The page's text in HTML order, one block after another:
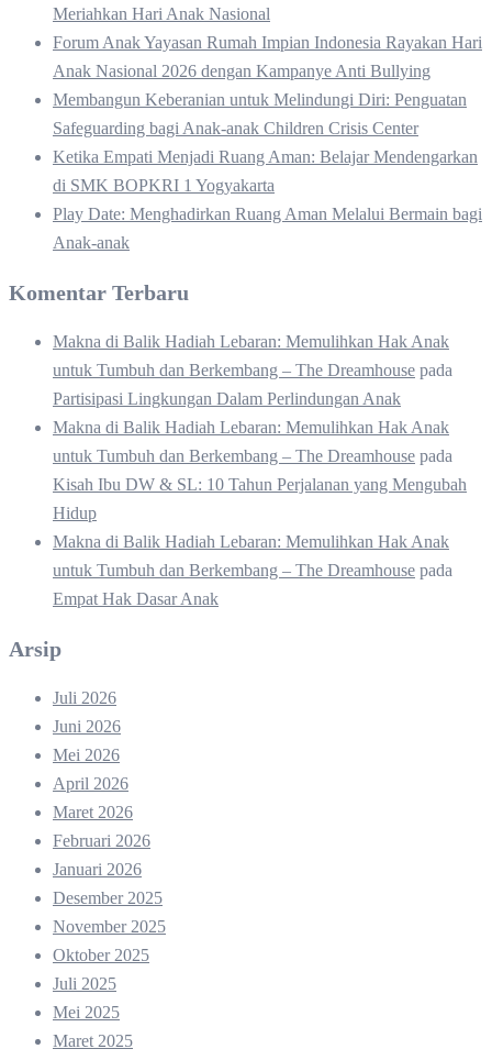
Meriahkan Hari Anak Nasional
Forum Anak Yayasan Rumah Impian Indonesia Rayakan Hari
Anak Nasional 2026 dengan Kampanye Anti Bullying
Membangun Keberanian untuk Melindungi Diri: Penguatan
Safeguarding bagi Anak-anak Children Crisis Center
Ketika Empati Menjadi Ruang Aman: Belajar Mendengarkan
di SMK BOPKRI 1 Yogyakarta
Play Date: Menghadirkan Ruang Aman Melalui Bermain bagi
Anak-anak
Komentar Terbaru
Makna di Balik Hadiah Lebaran: Memulihkan Hak Anak
untuk Tumbuh dan Berkembang – The Dreamhouse pada
Partisipasi Lingkungan Dalam Perlindungan Anak
Makna di Balik Hadiah Lebaran: Memulihkan Hak Anak
untuk Tumbuh dan Berkembang – The Dreamhouse pada
Kisah Ibu DW & SL: 10 Tahun Perjalanan yang Mengubah
Hidup
Makna di Balik Hadiah Lebaran: Memulihkan Hak Anak
untuk Tumbuh dan Berkembang – The Dreamhouse pada
Empat Hak Dasar Anak
Arsip
Juli 2026
Juni 2026
Mei 2026
April 2026
Maret 2026
Februari 2026
Januari 2026
Desember 2025
November 2025
Oktober 2025
Juli 2025
Mei 2025
Maret 2025